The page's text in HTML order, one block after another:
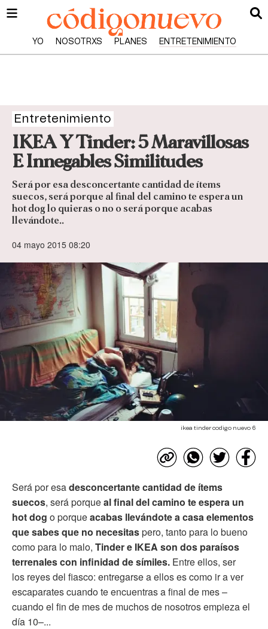
YO NOSOTRXS PLANES ENTRETENIMIENTO
Entretenimiento
IKEA Y Tinder: 5 Maravillosas
E Innegables Similitudes
Será por esa desconcertante cantidad de ítems
suecos, será porque al final del camino te espera un
hot dog lo quieras o no o será porque acabas
llevándote..
04 mayo 2015 08:20
ikea tinder codigo nuevo 6
Será por esadesconcertante cantidad de ítems
suecos, será porqueal final del camino te espera un
hot dog o porqueacabas llevándote a casa elementos
que sabes que no necesitaspero, tanto para lo bueno
como para lo malo, Tinder e IKEA son dos paraísos
terrenales con infinidad de símiles. Entre ellos, ser
los reyes del fiasco: entregarse a ellos es como ir a ver
escaparates cuando te encuentras a final de mes –
cuando el fin de mes de muchos de nosotros empieza el
día 10–...